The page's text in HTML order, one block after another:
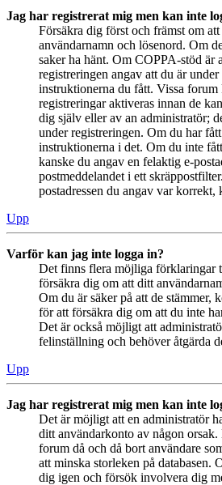
Jag har registrerat mig men kan inte
Försäkra dig först och främst om
användarnamn och lösenord. Om
saker ha hänt. Om COPPA-stöd är
registreringen angav att du är
instruktionerna du fått. Vissa forum
registreringar aktiveras innan de
dig själv eller av an administratör;
under registreringen. Om du har
instruktionerna i det. Om du inte
kanske du angav en felaktig e-
postmeddelandet i ett
postadressen du angav var korrekt,
Upp
Varför kan jag inte logga in?
Det finns flera möjliga förklaringar
försäkra dig om att ditt
Om du är säker på att de stämmer,
för att försäkra dig om att du inte
Det är också möjligt att
felinställning och behöver åtgärda
Upp
Jag har registrerat mig men kan inte
Det är möjligt att en administratör
ditt användarkonto av någon orsak.
forum då och då bort användare
att minska storleken på databasen.
dig igen och försök involvera dig